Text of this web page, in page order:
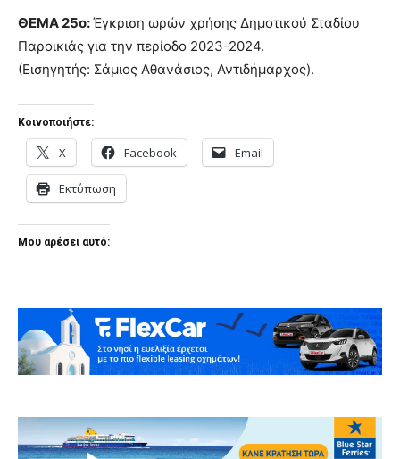
ΘΕΜΑ 25ο:Έγκριση ωρών χρήσης Δημοτικού Σταδίου
Παροικιάς για την περίοδο 2023-2024.
(Εισηγητής: Σάμιος Αθανάσιος, Αντιδήμαρχος).
Κοινοποιήστε:
X Facebook Email
Εκτύπωση
Μου αρέσει αυτό: